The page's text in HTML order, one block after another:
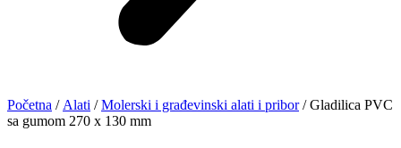
Početna / Alati /Molerski i građevinski alati i pribor/ Gladilica PVC
sa gumom 270 x 130 mm